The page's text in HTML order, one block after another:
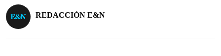
REDACCIÓN E&N